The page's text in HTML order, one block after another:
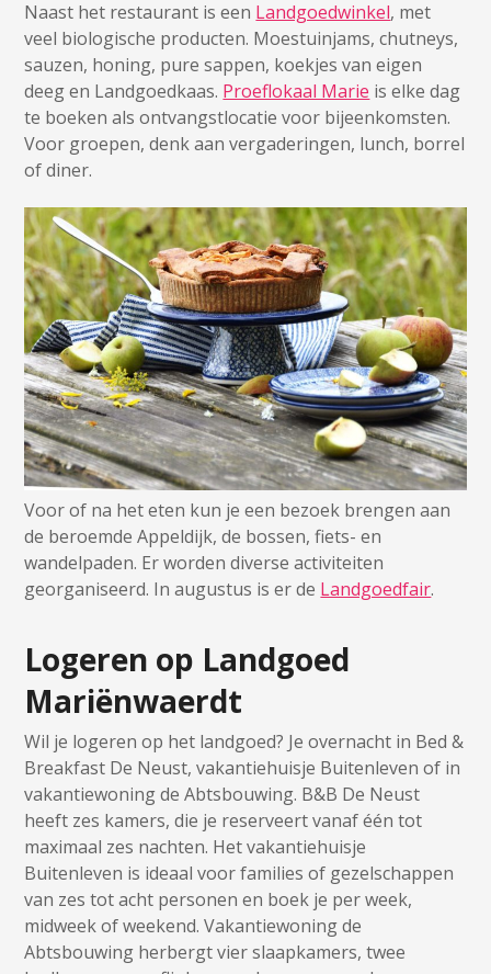
Naast het restaurant is een Landgoedwinkel, met
veel biologische producten. Moestuinjams, chutneys,
sauzen, honing, pure sappen, koekjes van eigen
deeg en Landgoedkaas. Proeflokaal Marie is elke dag
te boeken als ontvangstlocatie voor bijeenkomsten.
Voor groepen, denk aan vergaderingen, lunch, borrel
of diner.
Voor of na het eten kun je een bezoek brengen aan
de beroemde Appeldijk, de bossen, fiets- en
wandelpaden. Er worden diverse activiteiten
georganiseerd. In augustus is er de Landgoedfair.
Logeren op Landgoed
Mariënwaerdt
Wil je logeren op het landgoed? Je overnacht in Bed &
Breakfast De Neust, vakantiehuisje Buitenleven of in
vakantiewoning de Abtsbouwing. B&B De Neust
heeft zes kamers, die je reserveert vanaf één tot
maximaal zes nachten. Het vakantiehuisje
Buitenleven is ideaal voor families of gezelschappen
van zes tot acht personen en boek je per week,
midweek of weekend. Vakantiewoning de
Abtsbouwing herbergt vier slaapkamers, twee